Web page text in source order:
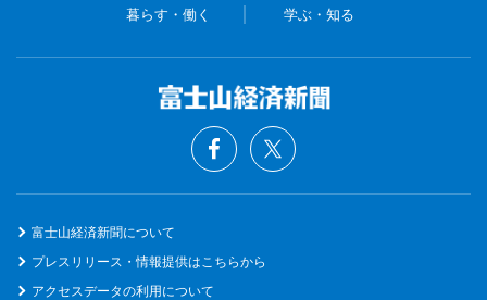
暮らす・働く 学ぶ・知る
富士山経済新聞について
プレスリリース・情報提供はこちらから
アクセスデータの利用について